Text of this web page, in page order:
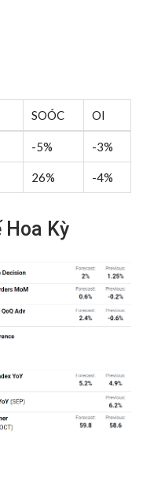
SOÓC OI
-5% -3%
26% -4%
Hoa Kỳ